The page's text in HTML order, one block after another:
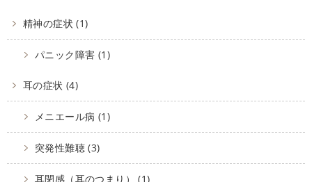
精神の症状 (1)
パニック障害 (1)
耳の症状 (4)
メニエール病 (1)
突発性難聴 (3)
耳閉感（耳のつまり） (1)